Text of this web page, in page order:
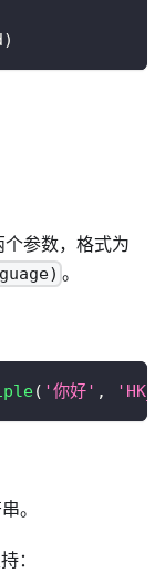
)
参数，格式为
。
( '你好' ,
。
：